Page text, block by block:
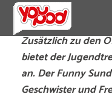
Zusätzlich zu den
bietet der
an. Der Funny
Geschwister und